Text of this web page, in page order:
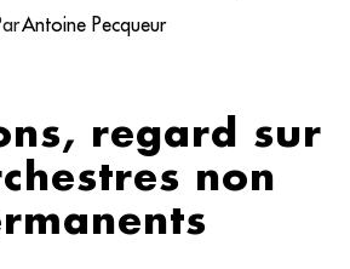
Antoine Pecqueur
regard sur
non